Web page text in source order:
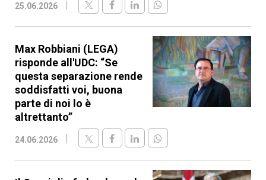
25.06.2026
Max Robbiani (LEGA)
risponde all'UDC: “Se
questa separazione rende
soddisfatti voi, buona
parte di noi lo è
altrettanto”
24.06.2026